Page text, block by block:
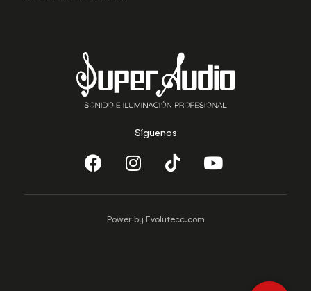
Síguenos
Power by Evolutecc.com